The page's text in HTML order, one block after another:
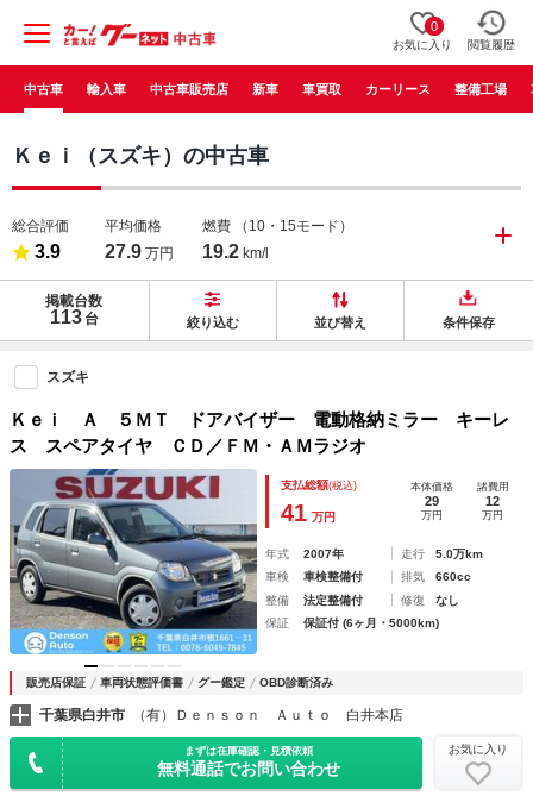
0
お気に入り 閲覧履歴
中古車 輸入車 中古車販売店 新車 車買取 カーリース 整備工場
Ｋｅｉ（スズキ）の中古車
総合評価
3.9
平均価格
27.9 万円
燃費 （10・15モード）
19.2 km/l
掲載台数
113 台 絞り込む 並び替え 条件保存
スズキ
Ｋｅｉ Ａ ５ＭＴ ドアバイザー 電動格納ミラー キーレ
ス スペアタイヤ ＣＤ／ＦＭ・ＡＭラジオ
支払総額(税込)
41 万円
本体価格
29
万円
諸費用
12
万円
年式 2007年 走行
5.0万km
車検
車検整備付 排気
660cc
整備
法定整備付 修復
なし
保証
保証付 (6ヶ月・5000km)
販売店保証 車両状態評価書 グー鑑定 OBD診断済み
千葉県白井市 （有）Ｄｅｎｓｏｎ Ａｕｔｏ 白井本店
まずは在庫確認・見積依頼
無料通話でお問い合わせ
お気に入り